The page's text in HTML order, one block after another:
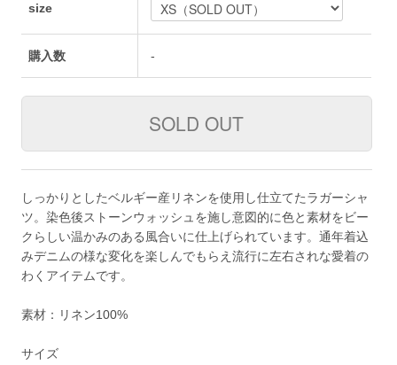
size
購入数 -
しっかりとしたベルギー産リネンを使用し仕立てたラガーシャ
ツ。染色後ストーンウォッシュを施し意図的に色と素材をビー
クらしい温かみのある風合いに仕上げられています。通年着込
みデニムの様な変化を楽しんでもらえ流行に左右されな愛着の
わくアイテムです。
素材：リネン100%
サイズ